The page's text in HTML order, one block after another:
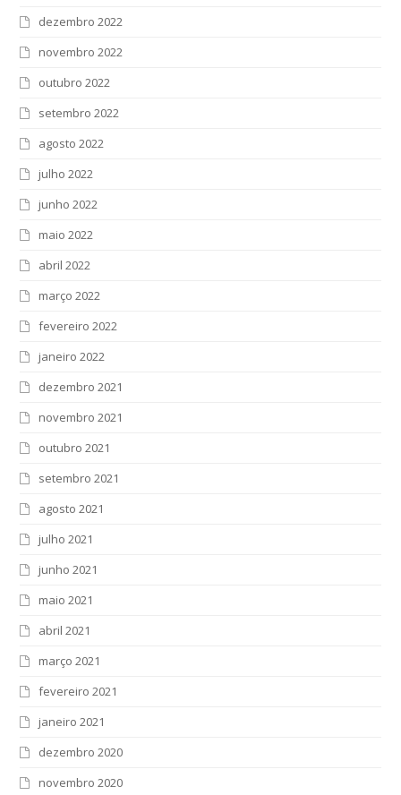
dezembro 2022
novembro 2022
outubro 2022
setembro 2022
agosto 2022
julho 2022
junho 2022
maio 2022
abril 2022
março 2022
fevereiro 2022
janeiro 2022
dezembro 2021
novembro 2021
outubro 2021
setembro 2021
agosto 2021
julho 2021
junho 2021
maio 2021
abril 2021
março 2021
fevereiro 2021
janeiro 2021
dezembro 2020
novembro 2020